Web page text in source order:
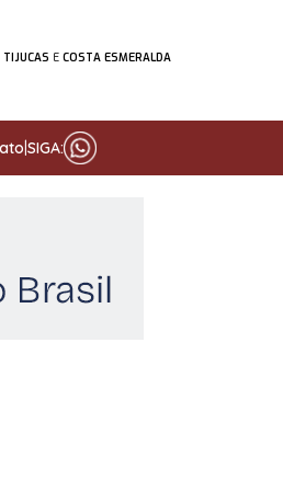
E COSTA ESMERALDA
SIGA: